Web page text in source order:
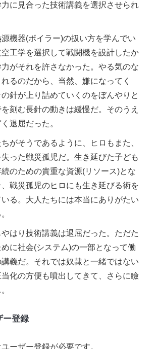
に見合った技術講義を選択させられ
機器(ボイラー)の扱い方を学んでい
工学を選択して戦闘機を設計したか
がそれを許さなかった。やる気のな
るのだから、当然、嫌になってく
針が上り詰めていくのをぼんやりと
刻む長針の動きは緩慢だ。そのうえ
退屈だった。
がそうであるように、ヒロもまた、
った戦災孤児だ。生き延びた子ども
のための貴重な資源(リソース)とな
戦災孤児のヒロにも生き延びる術を
る。大人たちには本当にありがたい
はり技術講義は退屈だった。ただた
に社会(システム)の一部となって働
講義だ。それでは奴隷と一緒ではない
化の方便も噴出してきて、さらに瞼
ー登録
ーザー登録が必要です。